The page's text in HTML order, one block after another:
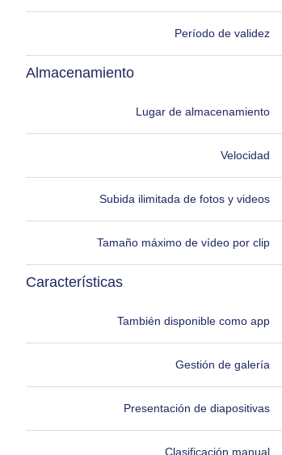
Período de validez
Almacenamiento
Lugar de almacenamiento
Velocidad
Subida ilimitada de fotos y videos
Tamaño máximo de vídeo por clip
Características
También disponible como app
Gestión de galería
Presentación de diapositivas
Clasificación manual